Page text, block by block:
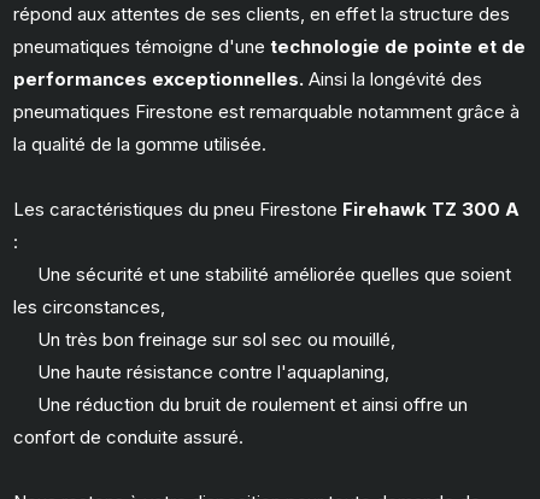
répond aux attentes de ses clients, en effet la structure des
pneumatiques témoigne d'unetechnologie de pointe et de
performances exceptionnelles. Ainsi la longévité des
pneumatiques Firestone est remarquable notamment grâce à
la qualité de la gomme utilisée.
Les caractéristiques du pneu Firestone Firehawk TZ 300 A
:
Une sécurité et une stabilité améliorée quelles que soient
les circonstances,
Un très bon freinage sur sol sec ou mouillé,
Une haute résistance contre l'aquaplaning,
Une réduction du bruit de roulement et ainsi offre un
confort de conduite assuré.